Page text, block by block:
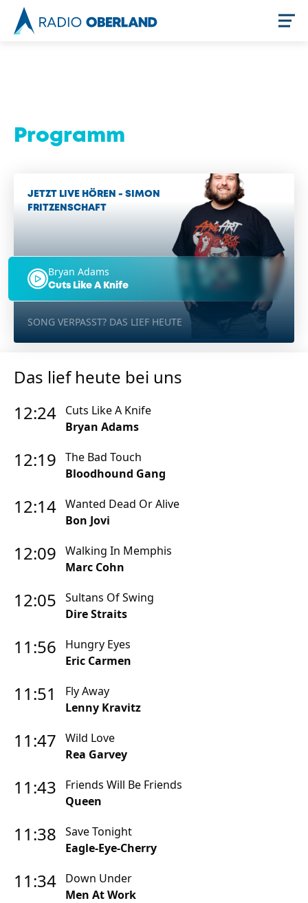
Stellenangebote
Amphibienschutz
Team
Service
Nachgehört
Podcast
Newsletter
Programm
JETZT LIVE HÖREN - SIMON
FRITZENSCHAFT
Bryan Adams
Cuts Like A Knife
SONG VERPASST? DAS LIEF HEUTE
Das lief heute bei uns
12:24
Cuts Like A Knife
Bryan Adams
12:19
The Bad Touch
Bloodhound Gang
12:14 Wanted Dead Or Alive
Bon Jovi
12:09
Walking In Memphis
Marc Cohn
12:05
Sultans Of Swing
Dire Straits
11:56
Hungry Eyes
Eric Carmen
11:51
Fly Away
Lenny Kravitz
11:47
Wild Love
Rea Garvey
11:43
Friends Will Be Friends
Queen
11:38
Save Tonight
Eagle-Eye-Cherry
11:34
Down Under
Men At Work